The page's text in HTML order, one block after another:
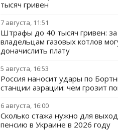
тысяч гривен
7 августа, 11:51
Штрафы до 40 тысяч гривен: за
владельцам газовых котлов
доначислить плату
5 августа, 16:53
Россия наносит удары по
станции аэрации: чем грозит
6 августа, 16:00
Сколько стажа нужно для
пенсию в Украине в 2026 году